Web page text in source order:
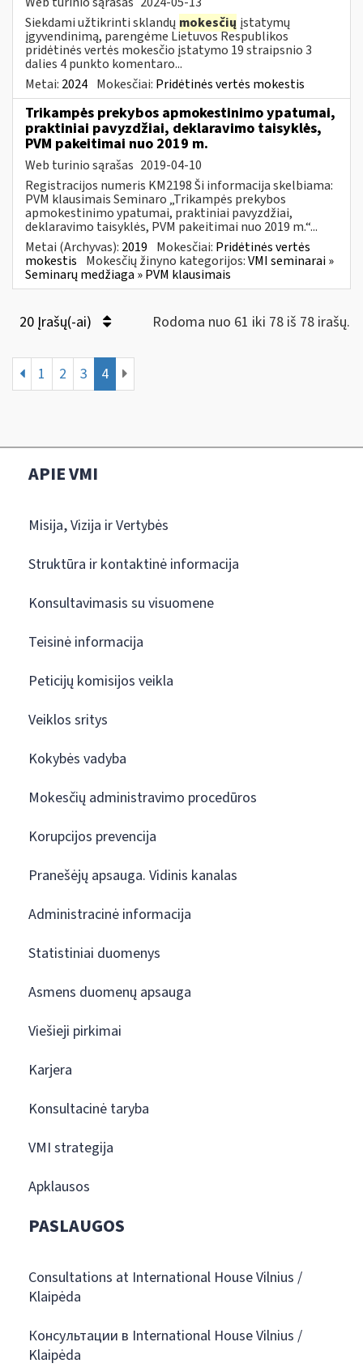
Siekdami užtikrinti sklandų mokesčių įstatymų
įgyvendinimą, parengėme Lietuvos Respublikos
pridėtinės vertės mokesčio įstatymo 19 straipsnio 3
dalies 4 punkto komentaro...
Metai: 2024 Mokesčiai: Pridėtinės vertės mokestis
Trikampės prekybos apmokestinimo ypatumai,
praktiniai pavyzdžiai, deklaravimo taisyklės,
PVM pakeitimai nuo 2019 m.
Web turinio sąrašas 2019-04-10
Registracijos numeris KM2198 Ši informacija skelbiama:
PVM klausimais Seminaro „Trikampės prekybos
apmokestinimo ypatumai, praktiniai pavyzdžiai,
deklaravimo taisyklės, PVM pakeitimai nuo 2019 m.“...
Metai (Archyvas): 2019 Mokesčiai: Pridėtinės vertės
mokestis Mokesčių žinyno kategorijos:VMI seminarai »
Seminarų medžiaga » PVM klausimais
20 Įrašų(-ai) Rodoma nuo 61 iki 78 iš 78 irašų.
1 2 3 4
APIE VMI
Misija, Vizija ir Vertybės
Struktūra ir kontaktinė informacija
Konsultavimasis su visuomene
Teisinė informacija
Peticijų komisijos veikla
Veiklos sritys
Kokybės vadyba
Mokesčių administravimo procedūros
Korupcijos prevencija
Pranešėjų apsauga. Vidinis kanalas
Administracinė informacija
Statistiniai duomenys
Asmens duomenų apsauga
Viešieji pirkimai
Karjera
Konsultacinė taryba
VMI strategija
Apklausos
PASLAUGOS
Consultations at International House Vilnius /
Klaipėda
Консультации в International House Vilnius /
Klaipėda